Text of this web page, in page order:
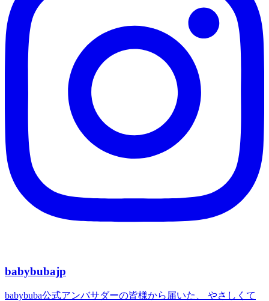
babybubajp
babybuba公式アンバサダーの皆様から届いた、 やさしくて